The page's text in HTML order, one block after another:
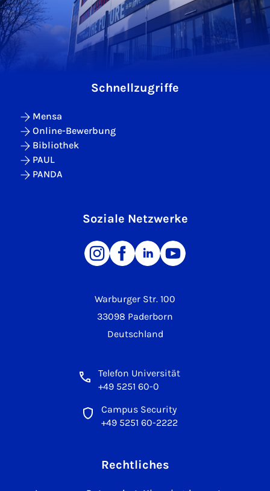
Warburger Str. 100
33098 Paderborn
Deutschland
Telefon Universität
+49 5251 60-0
Campus Security
+49 5251 60-2222
Schnellzugriffe
Mensa
Online-Bewerbung
Bibliothek
PAUL
PANDA
Soziale Netzwerke
Rechtliches